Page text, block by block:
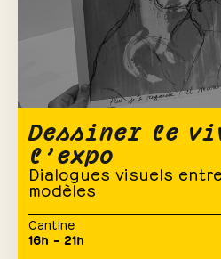
Dessiner le
l’expo
Dialogues visuels
modèles
Cantine
16h – 21h